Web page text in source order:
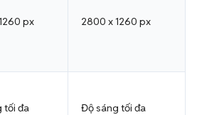
px 2800 x 1260 px
tối đa
Độ sáng tối đa